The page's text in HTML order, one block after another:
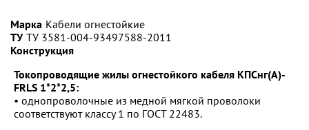
Марка Кабели огнестойкие
ТУ ТУ 3581-004-93497588-2011
Конструкция
Токопроводящие жилы огнестойкого кабеля КПСнг(А)-
FRLS 1*2*2,5:
• однопроволочные из медной мягкой проволоки
соответствуют классу 1 по ГОСТ 22483.